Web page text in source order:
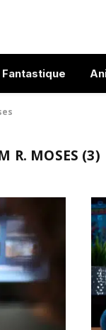
Fantastique
R. MOSES (3)